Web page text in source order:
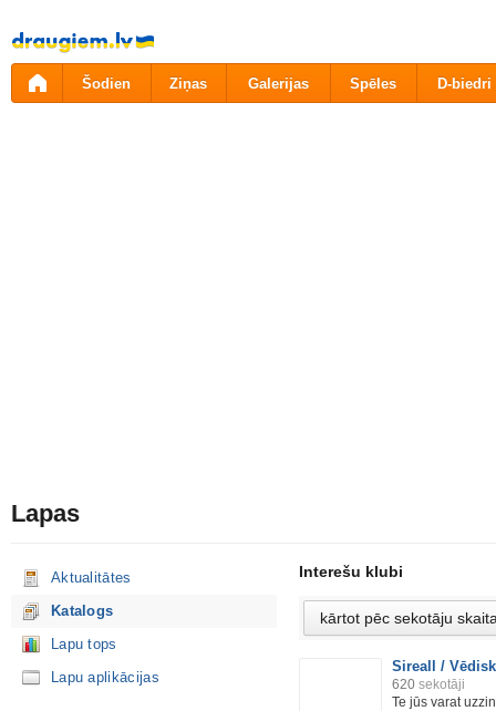
Pāriet
uz
saturu
Šodien Ziņas Galerijas Spēles D-biedri
Lapas
Aktualitātes
Katalogs
Lapu tops
Lapu aplikācijas
Interešu klubi
Sireall /
620 sekotāji
Te jūs varat